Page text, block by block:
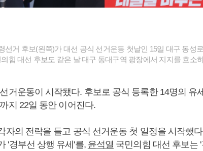
선거 후보(왼쪽)가 대선 공식 선거운동 첫날인 15일 대구 동성
힘 대선 후보도 같은 날 대구 동대구역 광장에서 지지를 호소
거운동이 시작됐다. 후보로 공식 등록한 14명의 유
지 22일 동안 이어진다.
자의 전략을 들고 공식 선거운동 첫 일정을 시작했
'경부선 상행 유세'를, 윤석열 국민의힘 대선 후보는